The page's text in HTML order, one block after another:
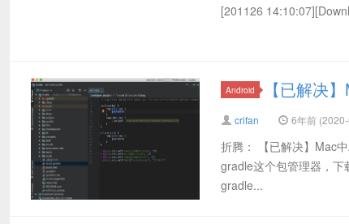
[201126
Android 【已解决
crifan 6年前
折腾： 【已解决】Mac
gradle这个包管理器，
gradle...